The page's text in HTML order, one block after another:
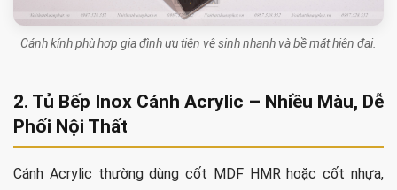
Cánh kính phù hợp gia đình ưu tiên vệ sinh nhanh và bề mặt hiện đại.
2. Tủ Bếp Inox Cánh Acrylic – Nhiều Màu, Dễ
Phối Nội Thất
Cánh Acrylic thường dùng cốt MDF HMR hoặc cốt nhựa,